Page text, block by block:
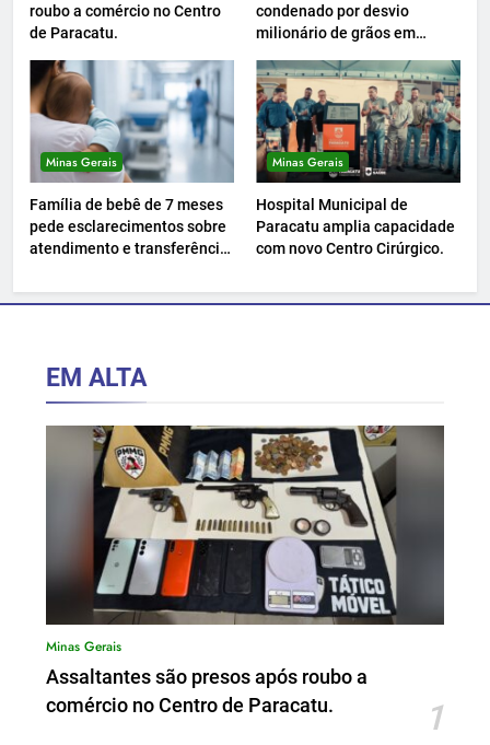
roubo a comércio no Centro
de Paracatu.
condenado por desvio
milionário de grãos em
Minas Gerais
Família de bebê de 7 meses
pede esclarecimentos sobre
atendimento e transferência
Minas Gerais
Hospital Municipal de
Paracatu amplia capacidade
com novo Centro Cirúrgico.
EM ALTA
Minas Gerais
Assaltantes são presos após roubo a
comércio no Centro de Paracatu.
1